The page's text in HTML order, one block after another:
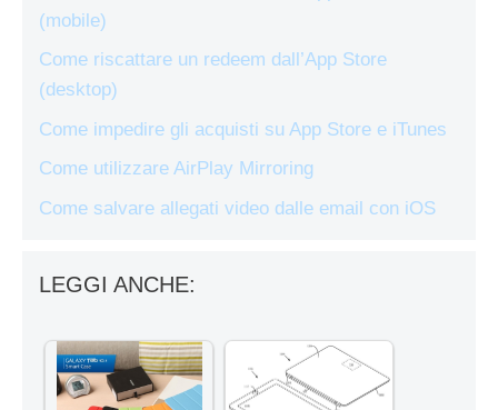
(mobile)
Come riscattare un redeem dall’App Store
(desktop)
Come impedire gli acquisti su App Store e iTunes
Come utilizzare AirPlay Mirroring
Come salvare allegati video dalle email con iOS
LEGGI ANCHE: